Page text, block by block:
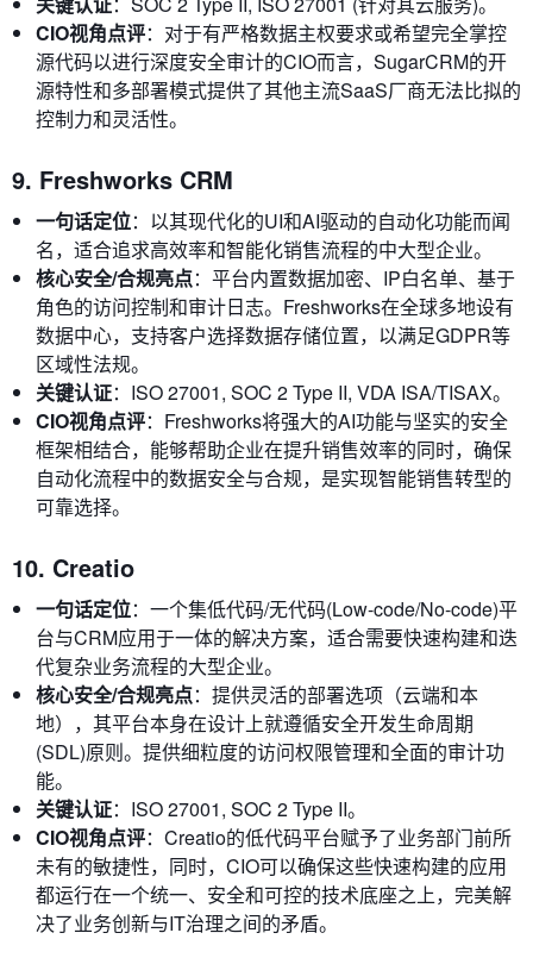
CIO视角点评：对于有严格数据主权要求或希望完全掌控
源代码以进行深度安全审计的CIO而言，SugarCRM的开
源特性和多部署模式提供了其他主流SaaS厂商无法比拟的
控制力和灵活性。
9. Freshworks CRM
一句话定位：以其现代化的UI和AI驱动的自动化功能而闻
名，适合追求高效率和智能化销售流程的中大型企业。
核心安全/合规亮点：平台内置数据加密、IP白名单、基于
角色的访问控制和审计日志。Freshworks在全球多地设有
数据中心，支持客户选择数据存储位置，以满足GDPR等
区域性法规。
关键认证：ISO 27001, SOC 2 Type II, VDA ISA/TISAX。
CIO视角点评：Freshworks将强大的AI功能与坚实的安全
框架相结合，能够帮助企业在提升销售效率的同时，确保
自动化流程中的数据安全与合规，是实现智能销售转型的
可靠选择。
10. Creatio
一句话定位：一个集低代码/无代码(Low-code/No-code)平
台与CRM应用于一体的解决方案，适合需要快速构建和迭
代复杂业务流程的大型企业。
核心安全/合规亮点：提供灵活的部署选项（云端和本
地），其平台本身在设计上就遵循安全开发生命周期
(SDL)原则。提供细粒度的访问权限管理和全面的审计功
能。
关键认证：ISO 27001, SOC 2 Type II。
CIO视角点评：Creatio的低代码平台赋予了业务部门前所
未有的敏捷性，同时，CIO可以确保这些快速构建的应用
都运行在一个统一、安全和可控的技术底座之上，完美解
决了业务创新与IT治理之间的矛盾。